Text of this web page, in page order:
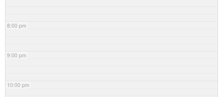
8:00 pm
9:00 pm
10:00 pm